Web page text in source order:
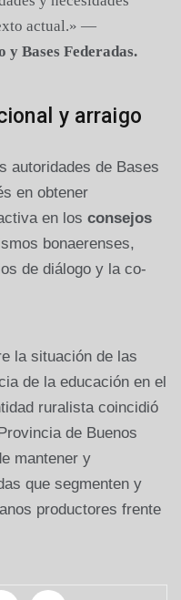
actual.» —
y Bases Federadas.
y arraigo
autoridades de Bases
en obtener
en los consejos
bonaerenses,
de diálogo y la co-
la situación de las
de la educación en el
ruralista coincidió
de Buenos
mantener y
que segmenten y
productores frente